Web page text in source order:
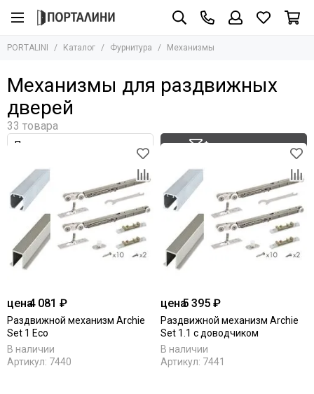
Фурнитура
Защёлки
Завёртки
Петли
Цилиндры
Ригели
Стопоры
Механизмы
Доводчики
Для стеклянных дверей
PORTALINI Каталог Фурнитура Механизмы
Механизмы для раздвижных
дверей
Фильтр товаров
цена4 081 ₽
Раздвижной механизм Archie
Set 1 Eco
В наличии
Артикул: 7440
цена5 395 ₽
Раздвижной механизм Archie
Set 1.1 с доводчиком
В наличии
Артикул: 7441